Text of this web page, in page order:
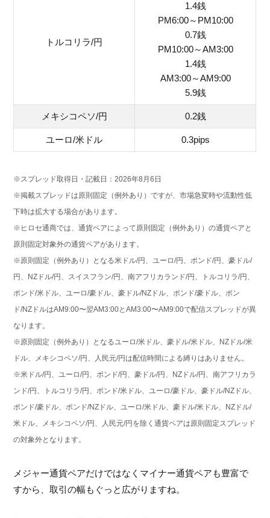
トルコリラ/円
1.4銭
PM6:00～PM10:00
0.7銭
PM10:00～AM3:00
1.4銭
AM3:00～AM9:00
5.9銭
メキシコペソ/円 0.2銭
ユーロ/米ドル 0.3pips
※スプレッド取得日・記載日：2026年8月6日
※掲載スプレッドは原則固定（例外あり）ですが、市場急変時や流動性低
下時は拡大する場合があります。
※ヒロセ通商では、通貨ペアによって原則固定（例外あり）の通貨ペアと
原則固定対象外の通貨ペアがあります。
※原則固定（例外あり）となる米ドル/円、ユーロ/円、ポンド/円、豪ドル/
円、NZドル/円、スイスフラン/円、南アフリカランド/円、トルコリラ/円、
ポンド/米ドル、ユーロ/豪ドル、豪ドル/NZドル、ポンド/豪ドル、ポン
ド/NZドルはAM9:00〜翌AM3:00とAM3:00〜AM9:00で配信スプレッドが異
なります。
※原則固定（例外あり）となるユーロ/米ドル、豪ドル/米ドル、NZドル/米
ドル、メキシコペソ/円、人民元/円は配信時間による縛りはありません。
※米ドル/円、ユーロ/円、ポンド/円、豪ドル/円、NZドル/円、南アフリカラ
ンド/円、トルコリラ/円、ポンド/米ドル、ユーロ/豪ドル、豪ドル/NZドル、
ポンド/豪ドル、ポンド/NZドル、ユーロ/米ドル、豪ドル/米ドル、NZドル/
米ドル、メキシコペソ/円、人民元/円を除く通貨ペアは原則固定スプレッド
の対象外となります。
メジャー通貨ペアだけではなくマイナー通貨ペアも豊富で
すから、取引の幅もぐっと広がりますね。